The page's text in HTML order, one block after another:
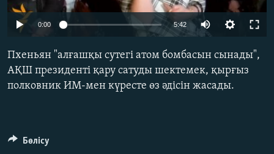
ЖАЗЫЛЫҢЫЗ
Басқа тілдерде
0:00 5:42
Пхеньян "алғашқы сутегі атом бомбасын сынады",
АҚШ президенті қару сатуды шектемек, қырғыз
полковник ИМ-мен күресте өз әдісін жасады.
Бөлісу